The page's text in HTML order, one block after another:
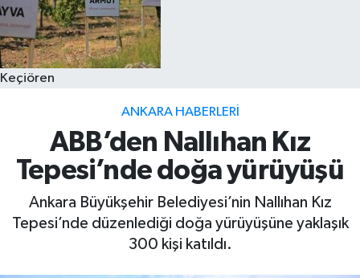
Keçiören
ANKARA HABERLERI
ABB’den Nallıhan Kız
Tepesi’nde doğa yürüyüşü
Ankara Büyükşehir Belediyesi’nin Nallıhan Kız
Tepesi’nde düzenlediği doğa yürüyüşüne yaklaşık
300 kişi katıldı.